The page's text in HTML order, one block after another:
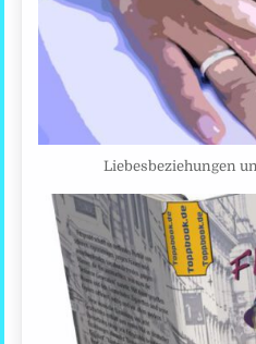
Liebesbeziehungen